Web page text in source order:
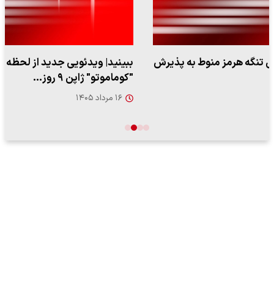
ببینید| ویدئویی جدید از لحظه زلزله ۷.۱ ریشتری